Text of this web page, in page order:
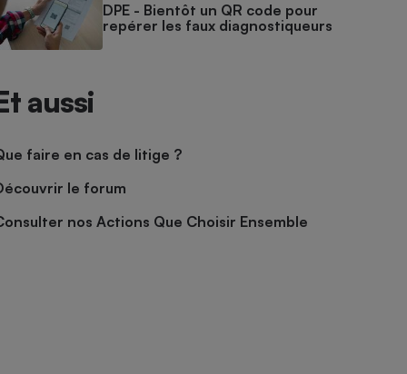
DPE - Bientôt un QR code pour
repérer les faux diagnostiqueurs
aussi
faire en cas de litige ?
le forum
nos Actions Que Choisir Ensemble